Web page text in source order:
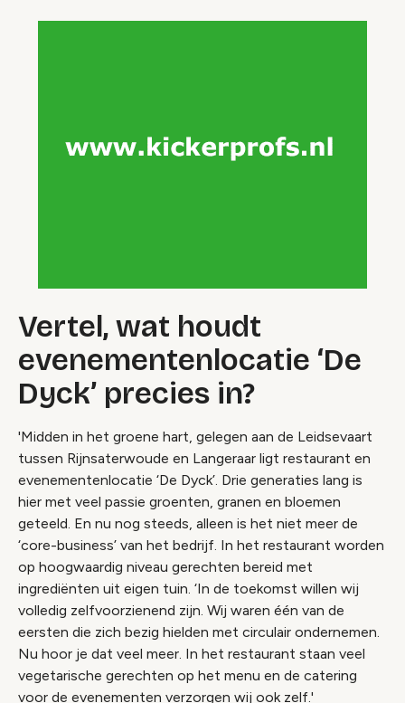
Vertel, wat houdt
evenementenlocatie ‘De
Dyck’ precies in?
'Midden in het groene hart, gelegen aan de Leidsevaart
tussen Rijnsaterwoude en Langeraar ligt restaurant en
evenementenlocatie ‘De Dyck’. Drie generaties lang is
hier met veel passie groenten, granen en bloemen
geteeld. En nu nog steeds, alleen is het niet meer de
‘core-business’ van het bedrijf. In het restaurant worden
op hoogwaardig niveau gerechten bereid met
ingrediënten uit eigen tuin. ‘In de toekomst willen wij
volledig zelfvoorzienend zijn. Wij waren één van de
eersten die zich bezig hielden met circulair ondernemen.
Nu hoor je dat veel meer. In het restaurant staan veel
vegetarische gerechten op het menu en de catering
voor de evenementen verzorgen wij ook zelf.'